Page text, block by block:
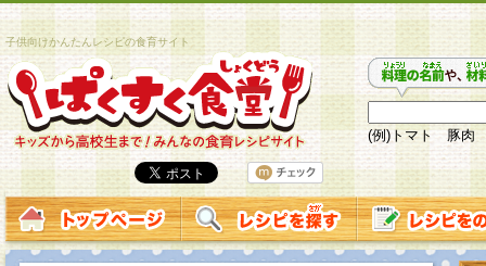
子供向けかんたんレシピの食育サイト
(例)トマト 豚肉